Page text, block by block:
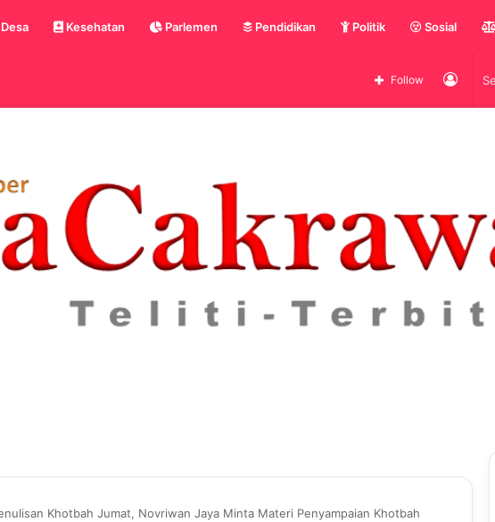
Kesehatan Parlemen Pendidikan Politik Sosial
Log
Follow
Khotbah Jumat, Novriwan Jaya Minta Materi Penyampaian Khotbah